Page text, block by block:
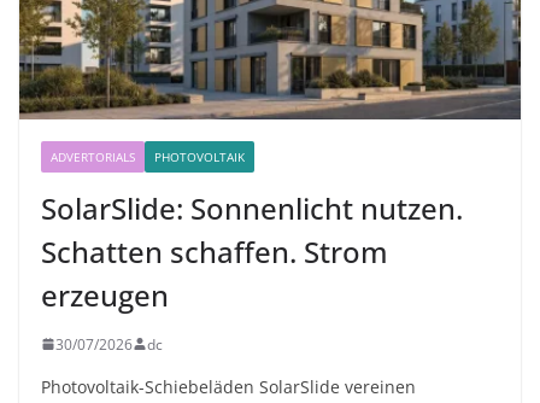
ADVERTORIALS PHOTOVOLTAIK
SolarSlide: Sonnenlicht nutzen.
Schatten schaffen. Strom
erzeugen
30/07/2026 dc
Photovoltaik-Schiebeläden SolarSlide vereinen